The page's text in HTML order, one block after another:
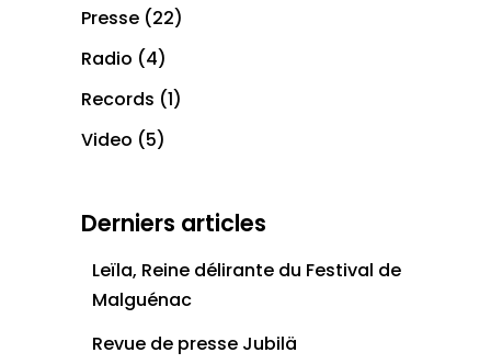
Presse (22)
Radio (4)
Records (1)
Video (5)
Derniers articles
Leïla, Reine délirante du Festival de
Malguénac
Revue de presse Jubilä